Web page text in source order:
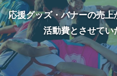
応援グッズ・バナーの売
活動費とさせてい